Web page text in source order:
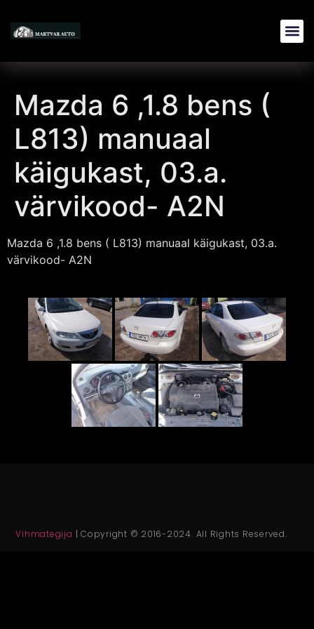
Mazda 6 ,1.8 bens (
L813) manuaal
käigukast, 03.a.
värvikood- A2N
Mazda 6 ,1.8 bens ( L813) manuaal käigukast, 03.a.
värvikood- A2N
Vihmategija | Copyright © 2016-2024. All Rights Reserved.